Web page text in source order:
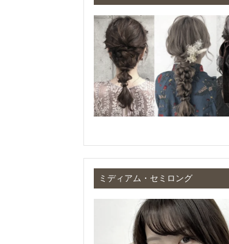
ミディアム・セミロング